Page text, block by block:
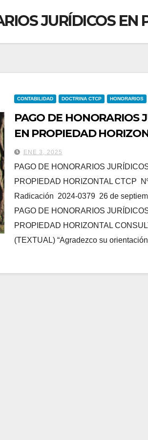
JURÍDICOS
CONTABILIDAD DOCTRINA CTCP HONORARIOS
PAGO DE HONORARIOS
EN PROPIEDAD
ENE 3, 2025
PAGO DE HONORARIOS
PROPIEDAD HORIZONTAL CTCP
Radicación 2024-0379 26 de
PAGO DE HONORARIOS
PROPIEDAD HORIZONTAL
(TEXTUAL) “Agradezco su